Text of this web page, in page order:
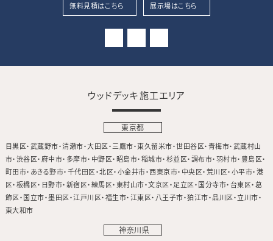
無料見積はこちら 展示場はこちら
ウッドデッキ施工エリア
東京都
目黒区 武蔵野市 清瀬市 大田区 三鷹市 東久留米市 世田谷区 青梅市 武蔵村山
市 渋谷区 府中市 多摩市 中野区 昭島市 稲城市 杉並区 調布市 羽村市 豊島区
町田市 あきる野市 千代田区 北区 小金井市 西東京市 中央区 荒川区 小平市 港
区 板橋区 日野市 新宿区 練馬区 東村山市 文京区 足立区 国分寺市 台東区 葛
飾区 国立市 墨田区 江戸川区 福生市 江東区 八王子市 狛江市 品川区 立川市
東大和市
神奈川県